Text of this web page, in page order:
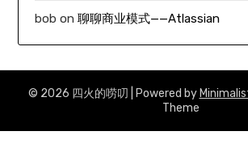
bob on聊聊商业模式——Atlassian
© 2026 四火的唠叨 | Powered by
Theme